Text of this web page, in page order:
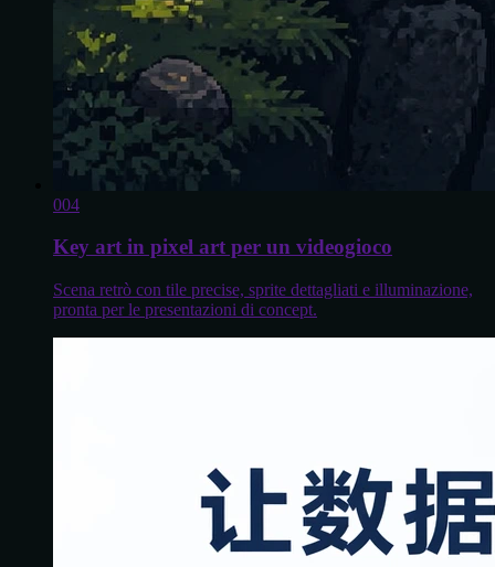
004
Key art in pixel art per un videogioco
Scena retrò con tile precise, sprite dettagliati e illuminazione,
pronta per le presentazioni di concept.